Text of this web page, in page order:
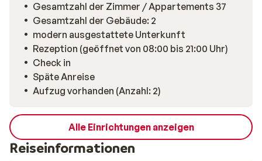
Gesamtzahl der Zimmer / Appartements 37
Gesamtzahl der Gebäude: 2
modern ausgestattete Unterkunft
Rezeption (geöffnet von 08:00 bis 21:00 Uhr)
Check in
Späte Anreise
Aufzug vorhanden (Anzahl: 2)
Alle Einrichtungen anzeigen
Reiseinformationen